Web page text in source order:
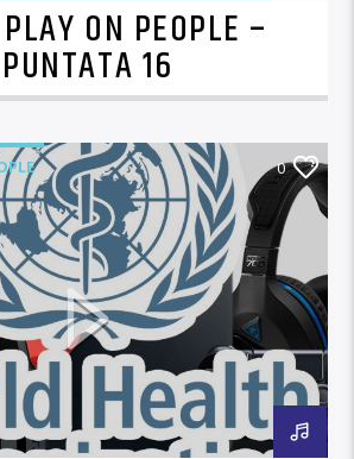
ON PEOPLE –
PUNTATA 16
0